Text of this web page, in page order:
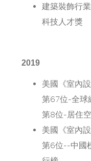
建築裝飾行
科技人才獎
2019
美國《室內設
第67位-全球
第8位-居住
美國《室內
第6位--中國